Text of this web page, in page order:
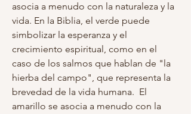
asocia a menudo con la naturaleza y la
vida. En la Biblia, el verde puede
simbolizar la esperanza y el
crecimiento espiritual, como en el
caso de los salmos que hablan de "la
hierba del campo", que representa la
brevedad de la vida humana.  El
amarillo se asocia a menudo con la